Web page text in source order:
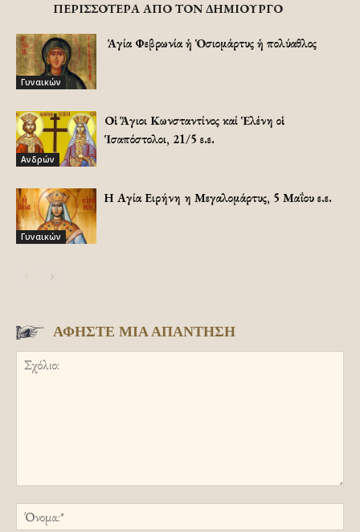
ΠΕΡΙΣΣΟΤΕΡΑ ΑΠΟ ΤΟΝ ΔΗΜΙΟΥΡΓΟ
Γυναικών
Ἡ Ἁγία Φεβρωνία ἡ Ὁσιομάρτυς ἡ πολύαθλος
Ανδρών
Οἱ Ἅγιοι Κωνσταντίνος καί Ἑλένη οἱ
Ἱσαπόστολοι, 21/5 ε.ε.
Γυναικών
Η Αγία Ειρήνη η Μεγαλομάρτυς, 5 Μαΐου ε.ε.
ΑΦΗΣΤΕ ΜΙΑ ΑΠΑΝΤΗΣΗ